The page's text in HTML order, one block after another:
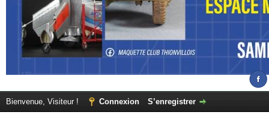
Bienvenue, Visiteur ! Connexion S’enregistrer